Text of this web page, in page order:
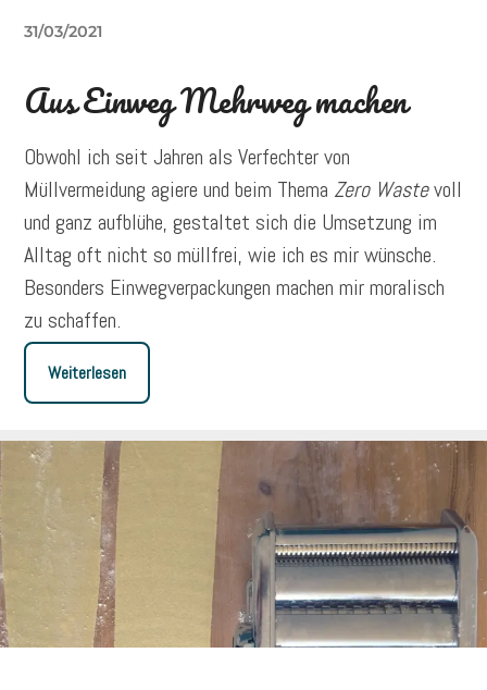
31/03/2021
Aus Einweg Mehrweg machen
Obwohl ich seit Jahren als Verfechter von
Müllvermeidung agiere und beim Thema Zero Wastevoll
und ganz aufblühe, gestaltet sich die Umsetzung im
Alltag oft nicht so müllfrei, wie ich es mir wünsche.
Besonders Einwegverpackungen machen mir moralisch
zu schaffen.
Weiterlesen